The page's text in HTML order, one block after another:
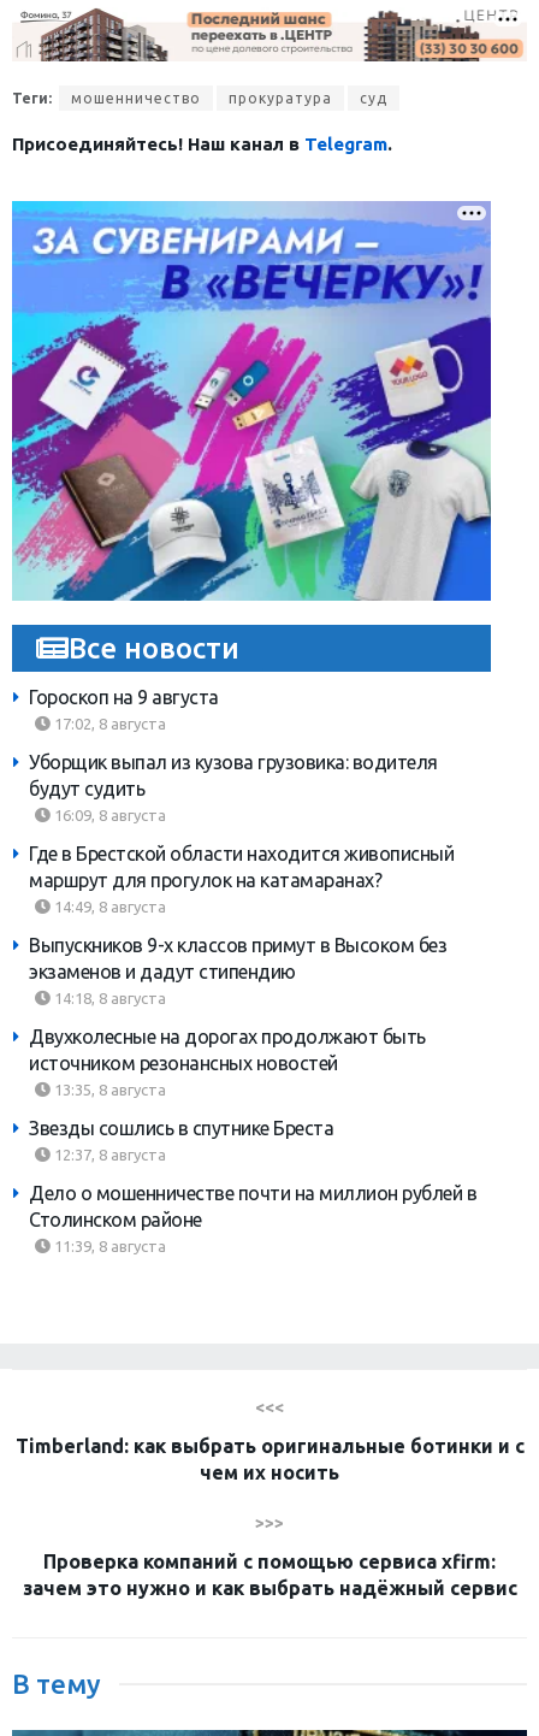
Теги: мошенничество прокуратура суд
Присоединяйтесь! Наш канал в Telegram.
Все новости
Гороскоп на 9 августа
17:02, 8 августа
Уборщик выпал из кузова грузовика: водителя
будут судить
16:09, 8 августа
Где в Брестской области находится живописный
маршрут для прогулок на катамаранах?
14:49, 8 августа
Выпускников 9-х классов примут в Высоком без
экзаменов и дадут стипендию
14:18, 8 августа
Двухколесные на дорогах продолжают быть
источником резонансных новостей
13:35, 8 августа
Звезды сошлись в спутнике Бреста
12:37, 8 августа
Дело о мошенничестве почти на миллион рублей в
Столинском районе
11:39, 8 августа
<<<
Timberland: как выбрать оригинальные ботинки и с
чем их носить
>>>
Проверка компаний с помощью сервиса xfirm:
зачем это нужно и как выбрать надёжный сервис
В тему